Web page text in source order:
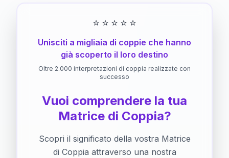
⭐ ⭐ ⭐ ⭐ ⭐
Unisciti a migliaia di coppie che hanno
già scoperto il loro destino
Oltre 2.000 interpretazioni di coppia realizzate con
successo
Vuoi comprendere la tua
Matrice di Coppia?
Scopri il significato della vostra Matrice
di Coppia attraverso una nostra